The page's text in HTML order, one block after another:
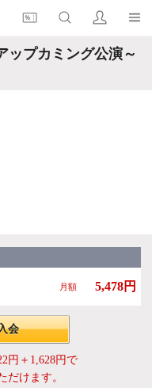
ップカミング公演～
月額 5,478円
会
円＋1,628円で
だけます。